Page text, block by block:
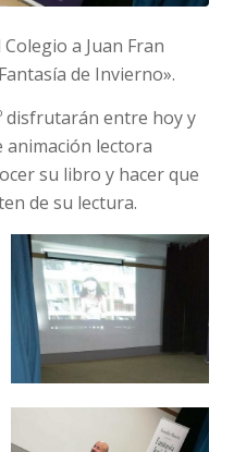
a Juan Fran
de Invierno».
disfrutarán entre hoy y
animación lectora
su libro y hacer que
de su lectura.